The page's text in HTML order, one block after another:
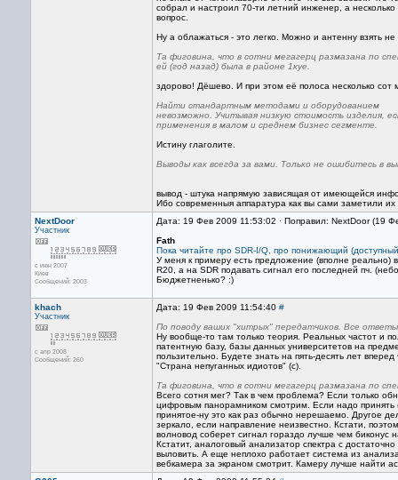
собрал и настроил 70-ти летний инженер, а несколько
вопрос.
Ну а облажаться - это легко. Можно и антенну взять
Та фиговина, что в сотни мегагерц размазана по
ей (год назад) была в районе 1куе.
здорово! Дёшево. И при этом её полоса несколько
Найти стандартным методами и оборудованием
невозможно. Учитывая низкую стоимость изделия,
применения в малом и среднем бизнес сегменте.
Истину глаголите.
Выводы как всегда за вами. Только не ошибитесь в
вывод - штука напрямую зависящая от имеющейся
Ибо современныя аппаратура как вы сами заметили их
NextDoor
Участник
с июн 2007
Киев
Сообщений: 2003
Дата: 19 Фев 2009 11:53:02 · Поправил: NextDoor (19
Fath
Пока читайте про SDR-I/Q, про понижающий
У меня к примеру есть предложение (вполне реально) в
R20, а на SDR подавать сигнал его последней пч.
Бюджетненько? :)
khach
Участник
с апр 2008
Сообщений: 260
Дата: 19 Фев 2009 11:54:40 #
По поводу ваших "хитрых" передатчиков. Все
Ну вообще-то там только теория. Реальных частот и
патентную базу, базы данных университетов на
пользительно. Будете знать на пять-десять лет
"Страна непуганных идиотов" (с).
Та фиговина, что в сотни мегагерц размазана по
Всего сотня мег? Так в чем проблема? Если только
цифровым панорамником смотрим. Если надо принять
принятое-ну это как раз обычно нерешаемо. Другое
зеркало, если направление неизвестно. Кстати,
волновод соберет сигнал гораздо лучше чем биконус
Кстатит, аналоговый анализатор спектра с
выловить. А еще неплохо работает система из
вебкамера за экраном смотрит. Камеру лучше найти